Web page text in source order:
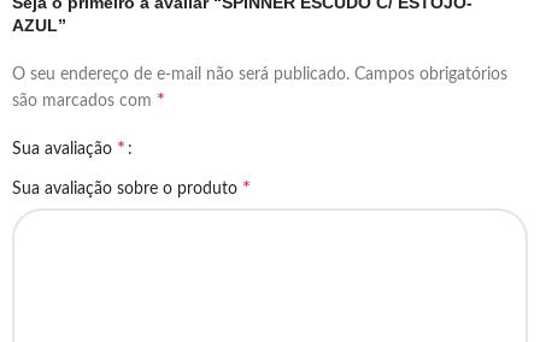
AZUL”
O seu endereço de e-mail não será publicado. Campos obrigatórios
são marcados com *
Sua avaliação *
Sua avaliação sobre o produto *